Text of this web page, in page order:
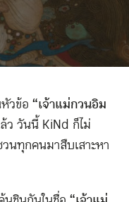
วข้อ“เจ้าแม่กวนอิม
ว วันนี้ KiNd ก็ไม่
นทุกคนมาสืบเสาะหา